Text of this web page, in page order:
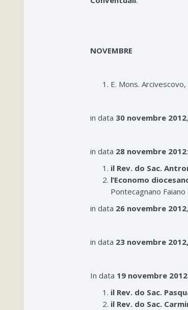
NOVEMBRE
E. Mons.
in data 30 novembre 2012
in data 28 novembre 2012:
il Rev. do Sac.
l’Economo
Pontecagnano
in data 26 novembre 2012,
in data 23 novembre 2012,
In data 19 novembre 2012:
il Rev. do Sac.
il Rev. do Sac.